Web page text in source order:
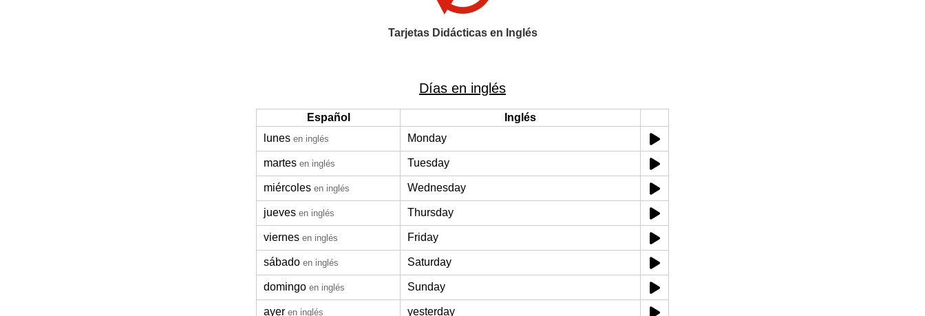
Tarjetas Didácticas en Inglés
Días en inglés
Español
Inglés
lunes en inglés Monday
martes en inglés Tuesday
miércoles en inglés Wednesday
jueves en inglés Thursday
viernes en inglés Friday
sábado en inglés Saturday
domingo en inglés Sunday
ayer en inglés yesterday